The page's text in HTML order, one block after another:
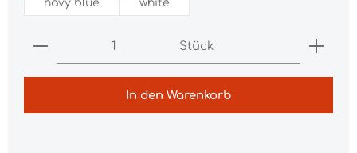
navy blue white
Produkt Anzahl: Gib den gewünschten
Stück
In den Warenkorb